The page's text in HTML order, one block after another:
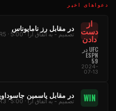
دعواهای اخیر
از
دست
دادن
در مقابل رز نامایوناس
تصمیم - به اتفاق آرا · R5 · 5:00
UFC در
ESPN
59
2024-
07-13
WIN در مقابل یاسمین
تصمیم - به اتفاق آرا · R3 · 5:00